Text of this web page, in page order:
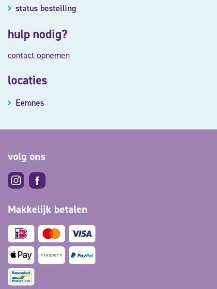
status bestelling
hulp nodig?
contact opnemen
locaties
Eemnes
volg ons
Makkelijk betalen